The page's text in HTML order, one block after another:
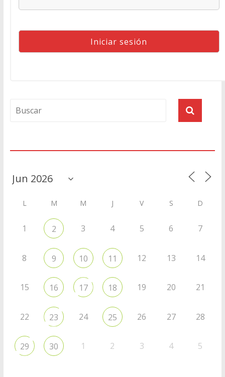
L M M J V S D
1 2 3 4 5 6 7
8 9 10 11 12 13 14
15 16 17 18 19 20 21
22 23 24 25 26 27 28
29 30 1 2 3 4 5